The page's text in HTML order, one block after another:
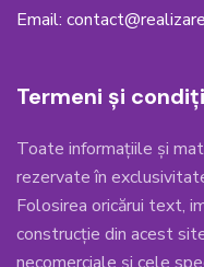
Email:
Termeni și
Toate informațiile și
rezervate în
Folosirea oricărui text,
construcție din acest